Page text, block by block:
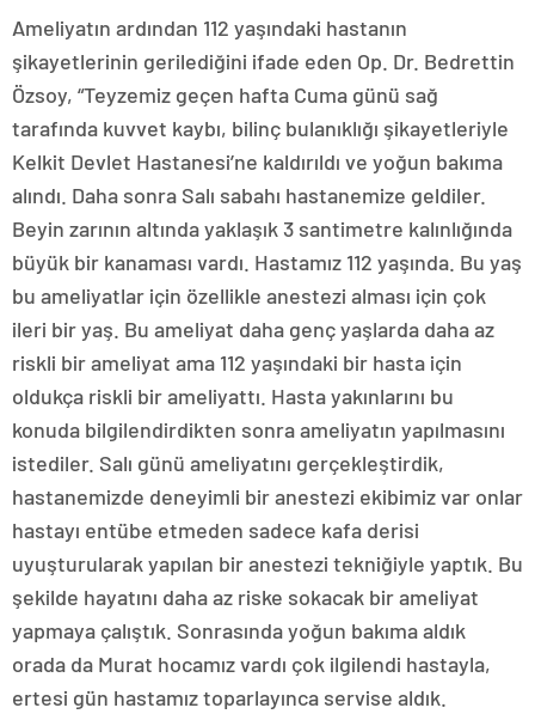
Ameliyatın ardından 112 yaşındaki hastanın
şikayetlerinin gerilediğini ifade eden Op. Dr. Bedrettin
Özsoy, “Teyzemiz geçen hafta Cuma günü sağ
tarafında kuvvet kaybı, bilinç bulanıklığı şikayetleriyle
Kelkit Devlet Hastanesi’ne kaldırıldı ve yoğun bakıma
alındı. Daha sonra Salı sabahı hastanemize geldiler.
Beyin zarının altında yaklaşık 3 santimetre kalınlığında
büyük bir kanaması vardı. Hastamız 112 yaşında. Bu yaş
bu ameliyatlar için özellikle anestezi alması için çok
ileri bir yaş. Bu ameliyat daha genç yaşlarda daha az
riskli bir ameliyat ama 112 yaşındaki bir hasta için
oldukça riskli bir ameliyattı. Hasta yakınlarını bu
konuda bilgilendirdikten sonra ameliyatın yapılmasını
istediler. Salı günü ameliyatını gerçekleştirdik,
hastanemizde deneyimli bir anestezi ekibimiz var onlar
hastayı entübe etmeden sadece kafa derisi
uyuşturularak yapılan bir anestezi tekniğiyle yaptık. Bu
şekilde hayatını daha az riske sokacak bir ameliyat
yapmaya çalıştık. Sonrasında yoğun bakıma aldık
orada da Murat hocamız vardı çok ilgilendi hastayla,
ertesi gün hastamız toparlayınca servise aldık.